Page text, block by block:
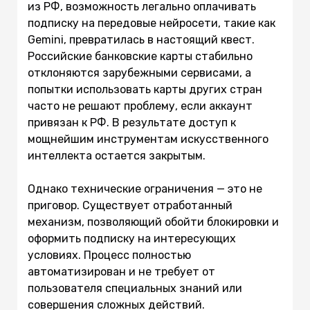
из РФ, возможность легально оплачивать
подписку на передовые нейросети, такие как
Gemini, превратилась в настоящий квест.
Российские банковские карты стабильно
отклоняются зарубежными сервисами, а
попытки использовать карты других стран
часто не решают проблему, если аккаунт
привязан к РФ. В результате доступ к
мощнейшим инструментам искусственного
интеллекта остается закрытым.
Однако технические ограничения — это не
приговор. Существует отработанный
механизм, позволяющий обойти блокировки и
оформить подписку на интересующих
условиях. Процесс полностью
автоматизирован и не требует от
пользователя специальных знаний или
совершения сложных действий.